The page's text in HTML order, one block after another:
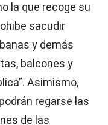
la que recoge su
sacudir
y demás
balcones y
Asimismo,
regarse las
de las